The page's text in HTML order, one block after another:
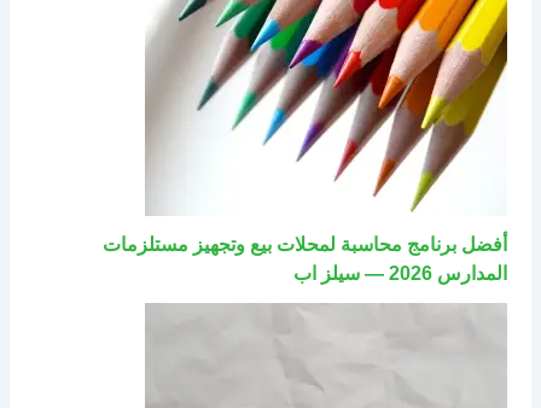
أفضل برنامج محاسبة لمحلات بيع وتجهيز مستلزمات
المدارس 2026 — سيلز اب